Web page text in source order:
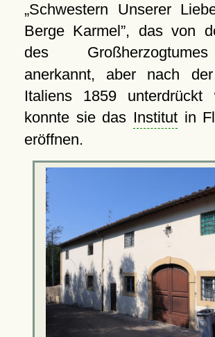
Schwestern Unserer
Berge Karmel , das von
des
anerkannt, aber nach
Italiens 1859 unterdrückt
konnte sie das Institutin
eröffnen.